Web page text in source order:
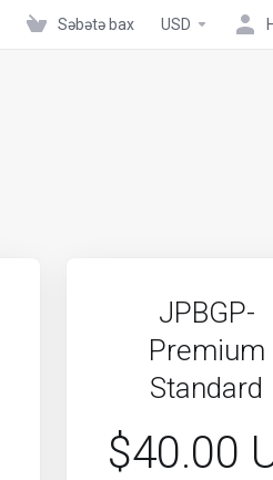
Səbətə bax USD
JPBGP-
Premium
Standard
$40.00